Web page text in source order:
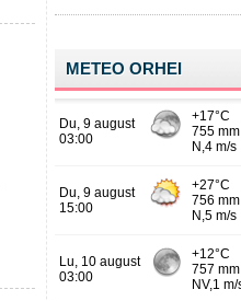
METEO ORHEI